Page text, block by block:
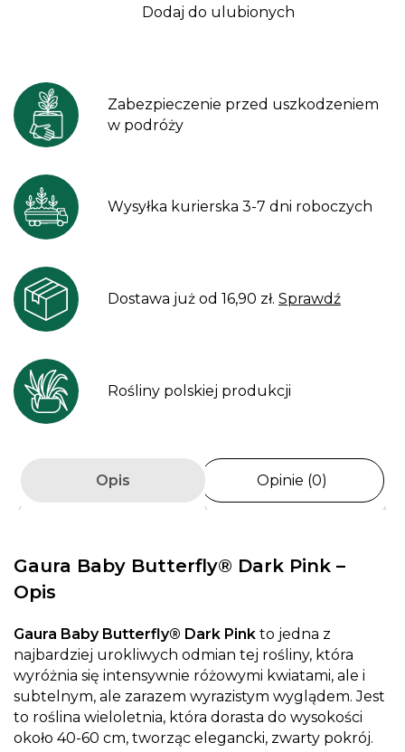
Dodaj do ulubionych
Zabezpieczenie przed uszkodzeniem
w podróży
Wysyłka kurierska 3-7 dni roboczych
Dostawa już od 16,90 zł. Sprawdź
Rośliny polskiej produkcji
Opis Opinie (0)
Gaura Baby Butterfly® Dark Pink –
Opis
Gaura Baby Butterfly® Dark Pink to jedna z
najbardziej urokliwych odmian tej rośliny, która
wyróżnia się intensywnie różowymi kwiatami, ale i
subtelnym, ale zarazem wyrazistym wyglądem. Jest
to roślina wieloletnia, która dorasta do wysokości
około 40-60 cm, tworząc elegancki, zwarty pokrój.